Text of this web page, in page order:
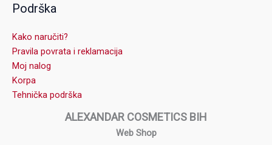
Podrška
Kako naručiti?
Pravila povrata i reklamacija
Moj nalog
Korpa
Tehnička podrška
ALEXANDAR COSMETICS BIH
Web Shop